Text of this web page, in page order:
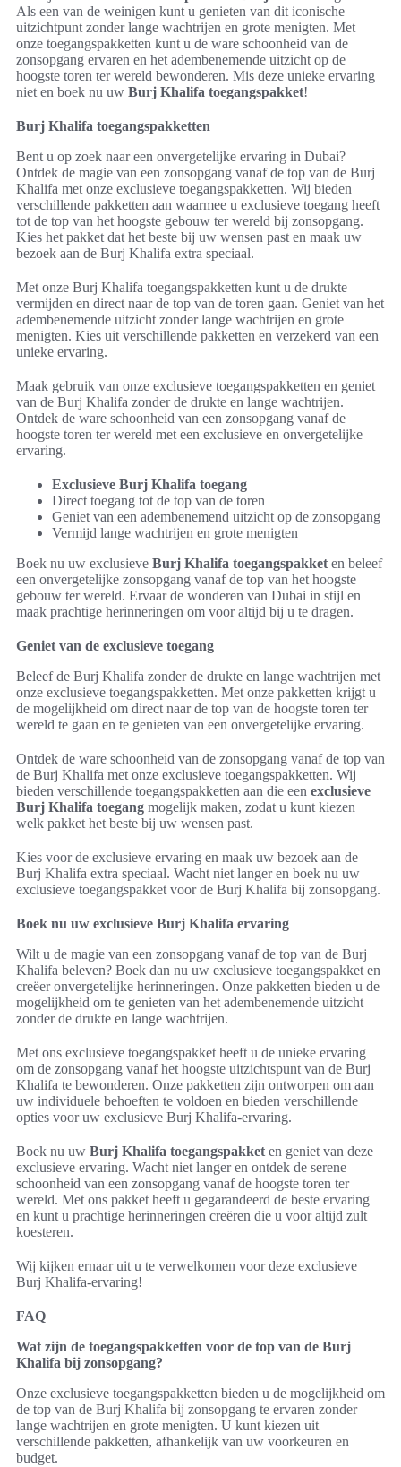
Als een van de weinigen kunt u genieten van dit iconische
uitzichtpunt zonder lange wachtrijen en grote menigten. Met
onze toegangspakketten kunt u de ware schoonheid van de
zonsopgang ervaren en het adembenemende uitzicht op de
hoogste toren ter wereld bewonderen. Mis deze unieke ervaring
niet en boek nu uw Burj Khalifa toegangspakket!
Burj Khalifa toegangspakketten
Bent u op zoek naar een onvergetelijke ervaring in Dubai?
Ontdek de magie van een zonsopgang vanaf de top van de Burj
Khalifa met onze exclusieve toegangspakketten. Wij bieden
verschillende pakketten aan waarmee u exclusieve toegang heeft
tot de top van het hoogste gebouw ter wereld bij zonsopgang.
Kies het pakket dat het beste bij uw wensen past en maak uw
bezoek aan de Burj Khalifa extra speciaal.
Met onze Burj Khalifa toegangspakketten kunt u de drukte
vermijden en direct naar de top van de toren gaan. Geniet van het
adembenemende uitzicht zonder lange wachtrijen en grote
menigten. Kies uit verschillende pakketten en verzekerd van een
unieke ervaring.
Maak gebruik van onze exclusieve toegangspakketten en geniet
van de Burj Khalifa zonder de drukte en lange wachtrijen.
Ontdek de ware schoonheid van een zonsopgang vanaf de
hoogste toren ter wereld met een exclusieve en onvergetelijke
ervaring.
Exclusieve Burj Khalifa toegang
Direct toegang tot de top van de toren
Geniet van een adembenemend uitzicht op de zonsopgang
Vermijd lange wachtrijen en grote menigten
Boek nu uw exclusieve Burj Khalifa toegangspakket en beleef
een onvergetelijke zonsopgang vanaf de top van het hoogste
gebouw ter wereld. Ervaar de wonderen van Dubai in stijl en
maak prachtige herinneringen om voor altijd bij u te dragen.
Geniet van de exclusieve toegang
Beleef de Burj Khalifa zonder de drukte en lange wachtrijen met
onze exclusieve toegangspakketten. Met onze pakketten krijgt u
de mogelijkheid om direct naar de top van de hoogste toren ter
wereld te gaan en te genieten van een onvergetelijke ervaring.
Ontdek de ware schoonheid van de zonsopgang vanaf de top van
de Burj Khalifa met onze exclusieve toegangspakketten. Wij
bieden verschillende toegangspakketten aan die een exclusieve
Burj Khalifa toegang mogelijk maken, zodat u kunt kiezen
welk pakket het beste bij uw wensen past.
Kies voor de exclusieve ervaring en maak uw bezoek aan de
Burj Khalifa extra speciaal. Wacht niet langer en boek nu uw
exclusieve toegangspakket voor de Burj Khalifa bij zonsopgang.
Boek nu uw exclusieve Burj Khalifa ervaring
Wilt u de magie van een zonsopgang vanaf de top van de Burj
Khalifa beleven? Boek dan nu uw exclusieve toegangspakket en
creëer onvergetelijke herinneringen. Onze pakketten bieden u de
mogelijkheid om te genieten van het adembenemende uitzicht
zonder de drukte en lange wachtrijen.
Met ons exclusieve toegangspakket heeft u de unieke ervaring
om de zonsopgang vanaf het hoogste uitzichtspunt van de Burj
Khalifa te bewonderen. Onze pakketten zijn ontworpen om aan
uw individuele behoeften te voldoen en bieden verschillende
opties voor uw exclusieve Burj Khalifa-ervaring.
Boek nu uw Burj Khalifa toegangspakket en geniet van deze
exclusieve ervaring. Wacht niet langer en ontdek de serene
schoonheid van een zonsopgang vanaf de hoogste toren ter
wereld. Met ons pakket heeft u gegarandeerd de beste ervaring
en kunt u prachtige herinneringen creëren die u voor altijd zult
koesteren.
Wij kijken ernaar uit u te verwelkomen voor deze exclusieve
Burj Khalifa-ervaring!
FAQ
Wat zijn de toegangspakketten voor de top van de Burj
Khalifa bij zonsopgang?
Onze exclusieve toegangspakketten bieden u de mogelijkheid om
de top van de Burj Khalifa bij zonsopgang te ervaren zonder
lange wachtrijen en grote menigten. U kunt kiezen uit
verschillende pakketten, afhankelijk van uw voorkeuren en
budget.